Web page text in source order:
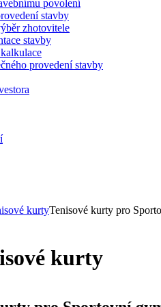
povolení
stavby
zhotovitele
stavby
provedení stavby
kurtyTenisové kurty pro
kurty